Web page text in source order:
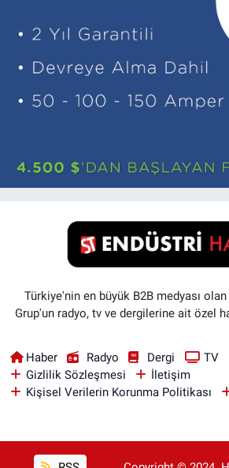
Türkiye'nin en büyük B2B medyası
Grup'un radyo, tv ve dergilerine ait özel
Haber Radyo Dergi TV
Gizlilik Sözleşmesi
İletişim
Kişisel Verilerin Korunma Politikası